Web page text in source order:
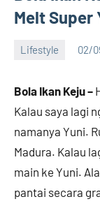
Melt Super
Lifestyle 02/
Bola Ikan Keju –
Kalau saya lagi
namanya Yuni.
Madura. Kalau
main ke Yuni.
pantai secara